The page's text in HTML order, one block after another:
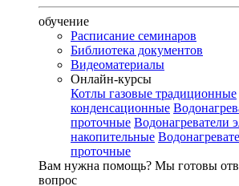
обучение
Расписание семинаров
Библиотека документов
Видеоматериалы
Онлайн-курсы
Котлы газовые традиционные
конденсационные
проточные Водонагреватели
накопительные
проточные
Вам нужна помощь? Мы готовы
вопрос